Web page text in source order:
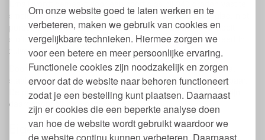
Om onze website goed te laten werken en te
verbeteren, maken we gebruik van cookies en
vergelijkbare technieken. Hiermee zorgen we
voor een betere en meer persoonlijke ervaring.
Functionele cookies zijn noodzakelijk en zorgen
ervoor dat de website naar behoren functioneert
zodat je een bestelling kunt plaatsen. Daarnaast
zijn er cookies die een beperkte analyse doen
van hoe de website wordt gebruikt waardoor we
de website continu kunnen verbeteren. Daarnaast
smelten op een basis van ijzer. Het resultaat geeft een glad, niet
poreus oppervlak dat geen stoffen afgeeft. Zo zullen er nooit
stoffen uit de cakevorm in het voedsel trekken, wat resulteert in
zuiver voedsel met een pure smaak.
Door het gebruik van natuurlijke minerale bronnen zoals o.a.
staal, kwarts, klei en soda is de emaillen pizzavorm recyclebaar.
De producten van Riess worden met de hand gemaakt en zijn
daardoor nooit helemaal het zelfde.
Eigenschappen pizza bakvorm Riess